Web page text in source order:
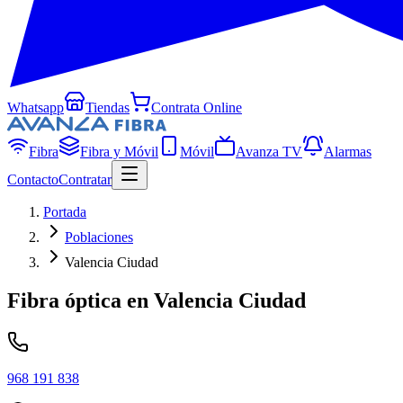
Whatsapp Tiendas Contrata Online
Fibra Fibra y Móvil Móvil Avanza TV
Alarmas
ContactoContratar
Portada
Poblaciones
Valencia Ciudad
Fibra óptica en Valencia Ciudad
968 191 838